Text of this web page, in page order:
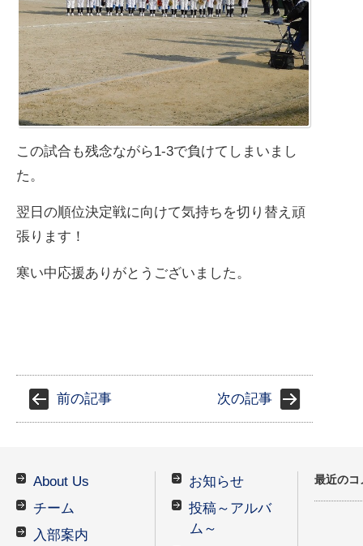
この試合も残念ながら1-3で負けてしまいまし
た。
翌日の順位決定戦に向けて気持ちを切り替え頑
張ります！
寒い中応援ありがとうございました。
前の記事 次の記事
About Us
チーム
入部案内
お知らせ
投稿～アルバ
ム～
最近のコ